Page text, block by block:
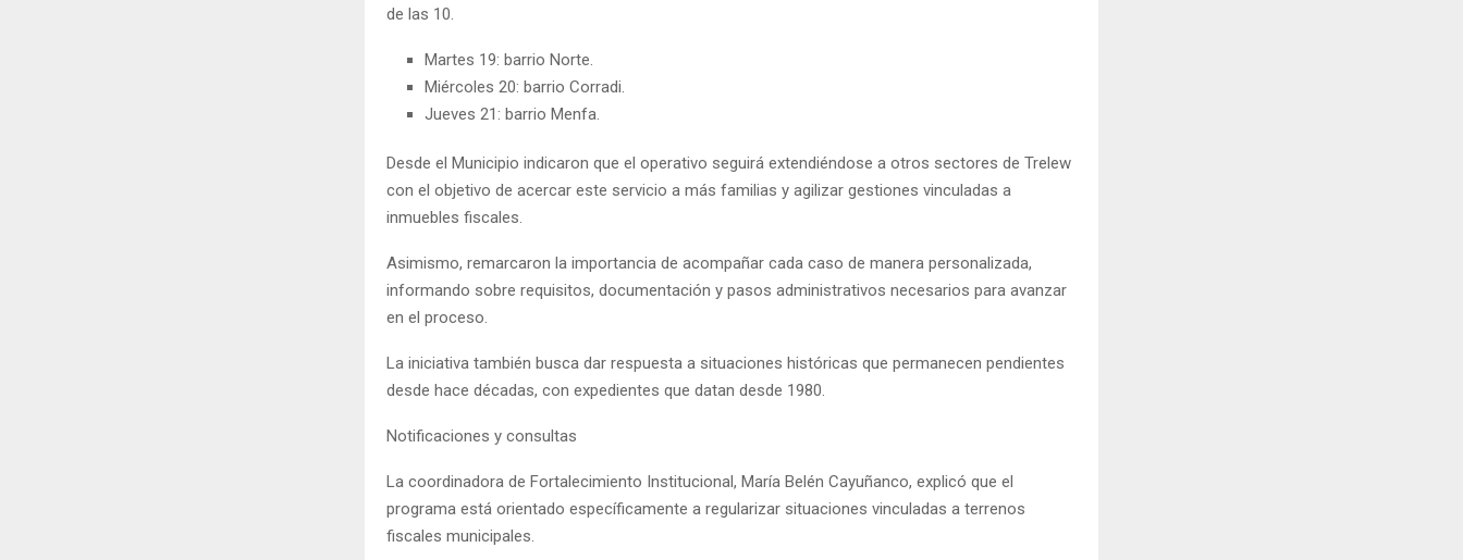
de las 10.
Martes 19: barrio Norte.
Miércoles 20: barrio Corradi.
Jueves 21: barrio Menfa.
Desde el Municipio indicaron que el operativo seguirá extendiéndose a otros sectores de Trelew
con el objetivo de acercar este servicio a más familias y agilizar gestiones vinculadas a
inmuebles fiscales.
Asimismo, remarcaron la importancia de acompañar cada caso de manera personalizada,
informando sobre requisitos, documentación y pasos administrativos necesarios para avanzar
en el proceso.
La iniciativa también busca dar respuesta a situaciones históricas que permanecen pendientes
desde hace décadas, con expedientes que datan desde 1980.
Notificaciones y consultas
La coordinadora de Fortalecimiento Institucional, María Belén Cayuñanco, explicó que el
programa está orientado específicamente a regularizar situaciones vinculadas a terrenos
fiscales municipales.